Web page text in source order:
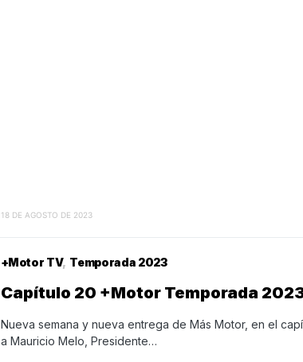
18 DE AGOSTO DE 2023
+Motor TV Temporada 2023
Capítulo 20 +Motor Temporada
Nueva semana y nueva entrega de Más Motor, en el
a Mauricio Melo, Presidente…